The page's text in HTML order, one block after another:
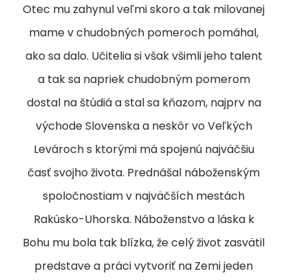
Otec mu zahynul veľmi skoro a tak milovanej
mame v chudobných pomeroch pomáhal,
ako sa dalo. Učitelia si však všimli jeho talent
a tak sa napriek chudobným pomerom
dostal na štúdiá a stal sa kňazom, najprv na
východe Slovenska a neskôr vo Veľkých
Levároch s ktorými má spojenú najväčšiu
časť svojho života. Prednášal náboženským
spoločnostiam v najväčších mestách
Rakúsko-Uhorska. Náboženstvo a láska k
Bohu mu bola tak blízka, že celý život zasvätil
predstave a práci vytvoriť na Zemi jeden